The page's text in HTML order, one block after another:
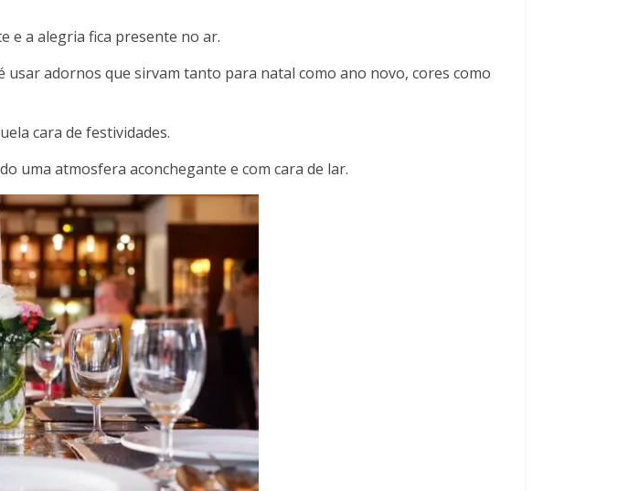
e a alegria fica presente no ar.
adornos que sirvam tanto para natal como ano novo, cores como
cara de festividades.
uma atmosfera aconchegante e com cara de lar.